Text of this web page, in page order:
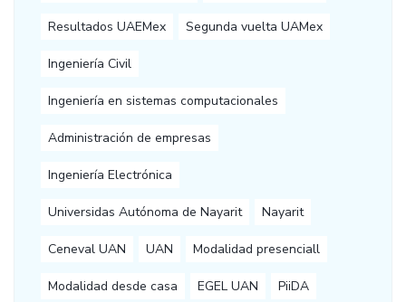
Resultados UAEMex Segunda vuelta UAMex
Ingeniería Civil
Ingeniería en sistemas computacionales
Administración de empresas
Ingeniería Electrónica
Universidas Autónoma de Nayarit Nayarit
Ceneval UAN UAN Modalidad presenciall
Modalidad desde casa EGEL UAN PiiDA